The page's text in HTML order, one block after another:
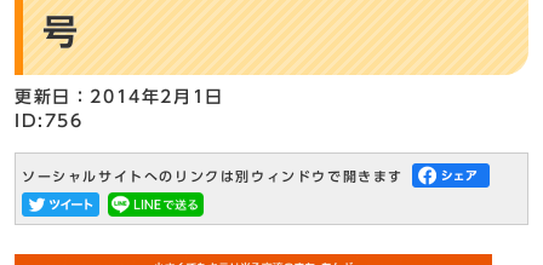
号
更新日：2014年2月1日
ID:756
ソーシャルサイトへのリンクは別ウィンドウで開きます